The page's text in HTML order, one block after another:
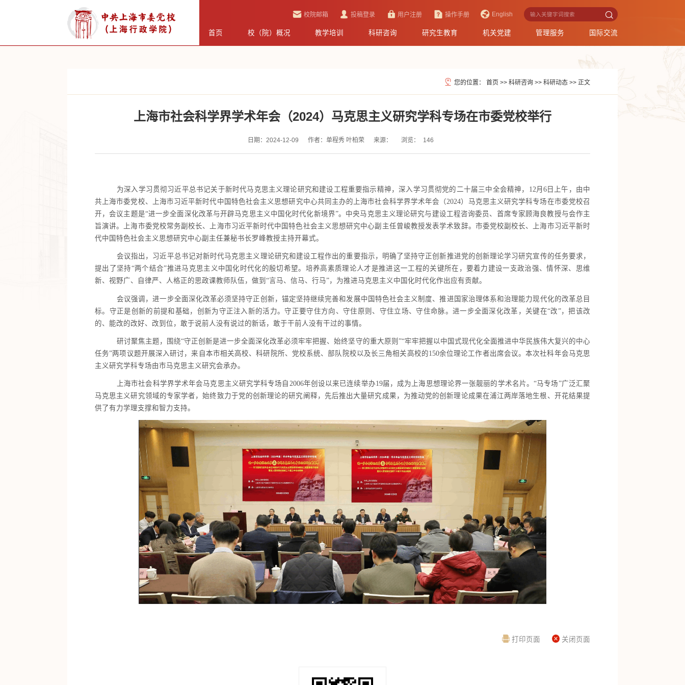
校院邮箱 投稿登录 用户注册 操作手册 English
首页 校（院）概况 教学培训 科研咨询 研究生教育 机关党建 管理服务 国际交流
您的位置： 首页 >> 科研咨询 >> 科研动态 >> 正文
上海市社会科学界学术年会（2024）马克思主义研究学科专场在市委党校举行
日期：2024-12-09 作者：单程秀 叶柏荣 来源： 浏览： 146
为深入学习贯彻习近平总书记关于新时代马克思主义理论研究和建设工程重要指示精神，深入学习贯彻党的二十届三中全会精神，12月6日上午，由中
共上海市委党校、上海市习近平新时代中国特色社会主义思想研究中心共同主办的上海市社会科学界学术年会（2024）马克思主义研究学科专场在市委党校召
开，会议主题是“进一步全面深化改革与开辟马克思主义中国化时代化新境界”。中央马克思主义理论研究与建设工程咨询委员、首席专家顾海良教授与会作主
旨演讲。上海市委党校常务副校长、上海市习近平新时代中国特色社会主义思想研究中心副主任曾峻教授发表学术致辞。市委党校副校长、上海市习近平新时
代中国特色社会主义思想研究中心副主任兼秘书长罗峰教授主持开幕式。
会议指出，习近平总书记对新时代马克思主义理论研究和建设工程作出的重要指示，明确了坚持守正创新推进党的创新理论学习研究宣传的任务要求，
提出了坚持“两个结合”推进马克思主义中国化时代化的殷切希望。培养高素质理论人才是推进这一工程的关键所在，要着力建设一支政治强、情怀深、思维
新、视野广、自律严、人格正的思政课教师队伍，做到“言马、信马、行马”，为推进马克思主义中国化时代化作出应有贡献。
会议强调，进一步全面深化改革必须坚持守正创新，锚定坚持继续完善和发展中国特色社会主义制度、推进国家治理体系和治理能力现代化的改革总目
标。守正是创新的前提和基础，创新为守正注入新的活力。守正要守住方向、守住原则、守住立场、守住命脉。进一步全面深化改革，关键在“改”，把该改
的、能改的改好、改到位，敢于说前人没有说过的新话，敢于干前人没有干过的事情。
研讨聚焦主题，围绕“守正创新是进一步全面深化改革必须牢牢把握、始终坚守的重大原则”“牢牢把握以中国式现代化全面推进中华民族伟大复兴的中心
任务”两项议题开展深入研讨，来自本市相关高校、科研院所、党校系统、部队院校以及长三角相关高校的150余位理论工作者出席会议。本次社科年会马克思
主义研究学科专场由市马克思主义研究会承办。
上海市社会科学界学术年会马克思主义研究学科专场自2006年创设以来已连续举办19届，成为上海思想理论界一张靓丽的学术名片。“马专场”广泛汇聚
马克思主义研究领域的专家学者，始终致力于党的创新理论的研究阐释，先后推出大量研究成果，为推动党的创新理论成果在浦江两岸落地生根、开花结果提
供了有力学理支撑和智力支持。
打印页面 关闭页面